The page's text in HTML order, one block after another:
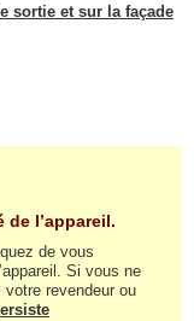
sortie et sur la façade
de l’appareil.
de vous
Si vous ne
revendeur ou